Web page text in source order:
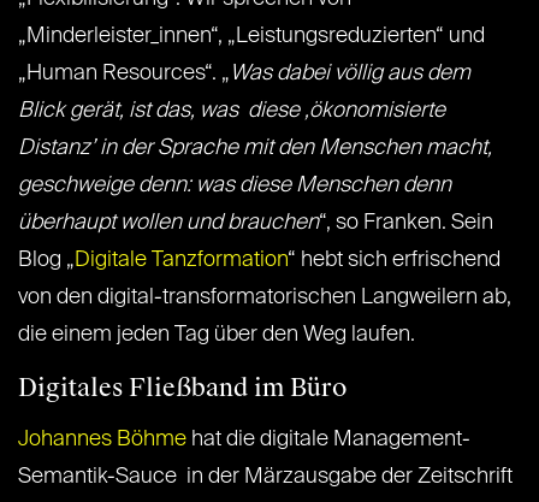
„Minderleister_innen“, „Leistungsreduzierten“ und
„Human Resources“. „ Was dabei völlig aus dem
Blick gerät, ist das, was diese ‚ökonomisierte
Distanz’ in der Sprache mit den Menschen macht,
geschweige denn: was diese Menschen denn
überhaupt wollen und brauchen“, so Franken. Sein
Blog „Digitale Tanzformation“ hebt sich erfrischend
von den digital-transformatorischen Langweilern ab,
die einem jeden Tag über den Weg laufen.
Digitales Fließband im Büro
Johannes Böhme hat die digitale Management-
Semantik-Sauce in der Märzausgabe der Zeitschrift